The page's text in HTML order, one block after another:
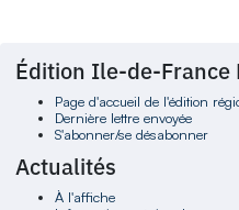
Édition Ile-de-France
Page d'accueil de l'édition
Dernière lettre envoyée
S'abonner/se désabonner
Actualités
À l'affiche